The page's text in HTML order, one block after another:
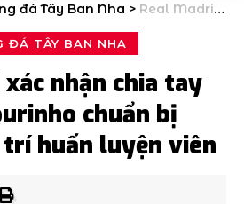
đá Tây Ban Nha > Real Madrid xác nhận chia tay Arbeloa; Mourinho chuẩn bị tiếp quản vị trí huấn luyện viên
ĐÁ TÂY BAN NHA
nhận chia tay
chuẩn bị
huấn luyện viên